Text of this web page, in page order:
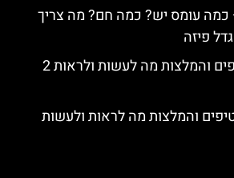
כמה עומס יש? כמה חם? מה צריך
פיזה
יומיים בפיזה – טיפים והמלצות מה לעשות ולראות 2
והמלצות מה לראות ולעשות